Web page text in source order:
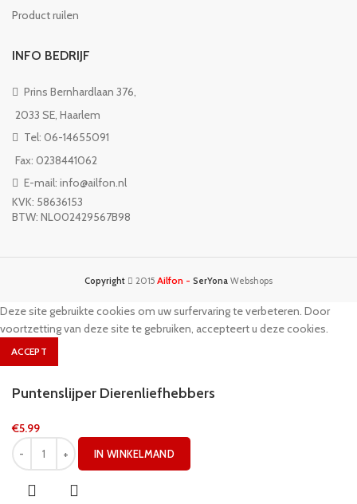
Product ruilen
INFO BEDRIJF
Prins Bernhardlaan 376,
2033 SE, Haarlem
Tel: 06-14655091
Fax: 0238441062
E-mail: info@ailfon.nl
KVK: 58636153
BTW: NL002429567B98
Copyright 2015 Ailfon - SerYona Webshops
Deze site gebruikte cookies om uw surfervaring te verbeteren. Door
voortzetting van deze site te gebruiken, accepteert u deze cookies.
ACCEPT
Puntenslijper Dierenliefhebbers
€5.99
IN WINKELMAND